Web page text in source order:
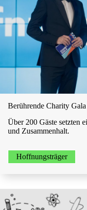
Berührende Charity
Über 200 Gäste setzten
und Zusammenhalt.
Hoffnungsträger